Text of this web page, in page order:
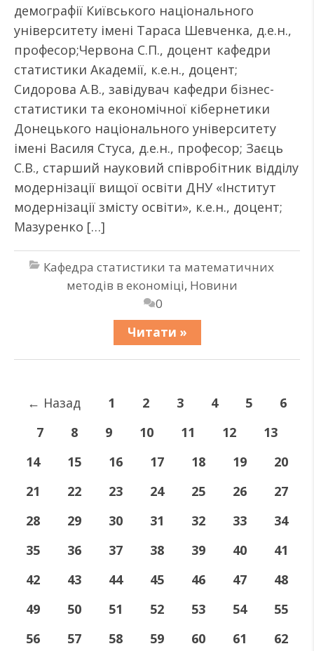
демографії Київського національного
університету імені Тараса Шевченка, д.е.н.,
професор;Червона С.П., доцент кафедри
статистики Академії, к.е.н., доцент;
Сидорова А.В., завідувач кафедри бізнес-
статистики та економічної кібернетики
Донецького національного університету
імені Василя Стуса, д.е.н., професор; Заєць
С.В., старший науковий співробітник відділу
модернізації вищої освіти ДНУ «Інститут
модернізації змісту освіти», к.е.н., доцент;
Мазуренко […]
Кафедра статистики та математичних
методів в економіці, Новини
0
Читати »
← Назад 1 2 3 4 5
6
7
8 9 10 11 12
13
14
15 16 17 18 19
20
21
22 23 24 25 26
27
28
29 30 31 32 33
34
35
36 37 38 39 40
41
42
43 44 45 46 47
48
49
50 51 52 53 54
55
56
57 58 59 60 61
62